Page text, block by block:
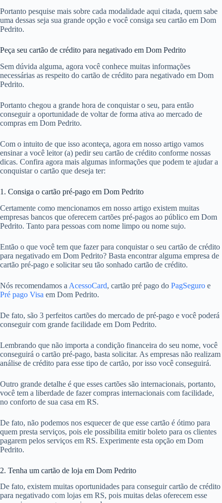
Portanto pesquise mais sobre cada modalidade aqui citada, quem sabe
uma dessas seja sua grande opção e você consiga seu cartão em Dom
Pedrito.
Peça seu cartão de crédito para negativado em Dom Pedrito
Sem dúvida alguma, agora você conhece muitas informações
necessárias as respeito do cartão de crédito para negativado em Dom
Pedrito.
Portanto chegou a grande hora de conquistar o seu, para então
conseguir a oportunidade de voltar de forma ativa ao mercado de
compras em Dom Pedrito.
Com o intuito de que isso aconteça, agora em nosso artigo vamos
ensinar a você leitor (a) pedir seu cartão de crédito conforme nossas
dicas. Confira agora mais algumas informações que podem te ajudar a
conquistar o cartão que deseja ter:
1. Consiga o cartão pré-pago em Dom Pedrito
Certamente como mencionamos em nosso artigo existem muitas
empresas bancos que oferecem cartões pré-pagos ao público em Dom
Pedrito. Tanto para pessoas com nome limpo ou nome sujo.
Então o que você tem que fazer para conquistar o seu cartão de crédito
para negativado em Dom Pedrito? Basta encontrar alguma empresa de
cartão pré-pago e solicitar seu tão sonhado cartão de crédito.
Nós recomendamos a AcessoCard, cartão pré pago do PagSeguro e
Pré pago Visa em Dom Pedrito.
De fato, são 3 perfeitos cartões do mercado de pré-pago e você poderá
conseguir com grande facilidade em Dom Pedrito.
Lembrando que não importa a condição financeira do seu nome, você
conseguirá o cartão pré-pago, basta solicitar. As empresas não realizam
análise de crédito para esse tipo de cartão, por isso você conseguirá.
Outro grande detalhe é que esses cartões são internacionais, portanto,
você tem a liberdade de fazer compras internacionais com facilidade,
no conforto de sua casa em RS.
De fato, não podemos nos esquecer de que esse cartão é ótimo para
quem presta serviços, pois ele possibilita emitir boleto para os clientes
pagarem pelos serviços em RS. Experimente esta opção em Dom
Pedrito.
2. Tenha um cartão de loja em Dom Pedrito
De fato, existem muitas oportunidades para conseguir cartão de crédito
para negativado com lojas em RS, pois muitas delas oferecem esse